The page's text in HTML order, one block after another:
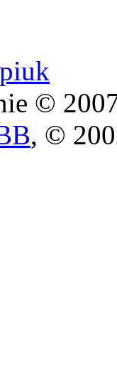
©
, ©